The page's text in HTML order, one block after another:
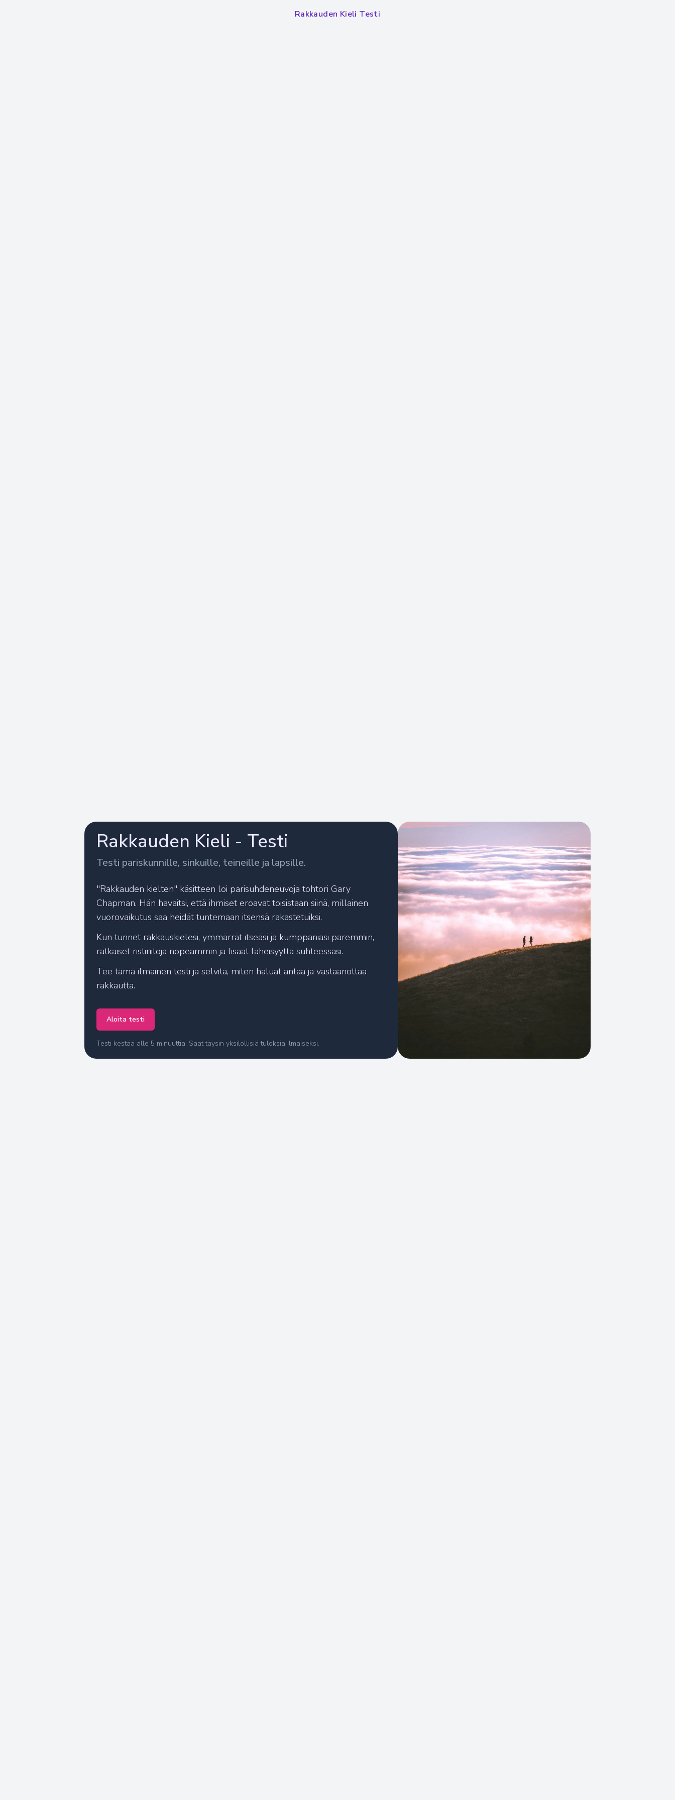
Rakkauden Kieli Testi
Rakkauden Kieli - Testi
Testi pariskunnille, sinkuille, teineille ja lapsille.
"Rakkauden kielten" käsitteen loi parisuhdeneuvoja tohtori Gary
Chapman. Hän havaitsi, että ihmiset eroavat toisistaan siinä, millainen
vuorovaikutus saa heidät tuntemaan itsensä rakastetuiksi.
Kun tunnet rakkauskielesi, ymmärrät itseäsi ja kumppaniasi paremmin,
ratkaiset ristiriitoja nopeammin ja lisäät läheisyyttä suhteessasi.
Tee tämä ilmainen testi ja selvitä, miten haluat antaa ja vastaanottaa
rakkautta.
Aloita testi
Testi kestää alle 5 minuuttia. Saat täysin yksilöllisiä tuloksia ilmaiseksi.
Laskemme tuloksiasi